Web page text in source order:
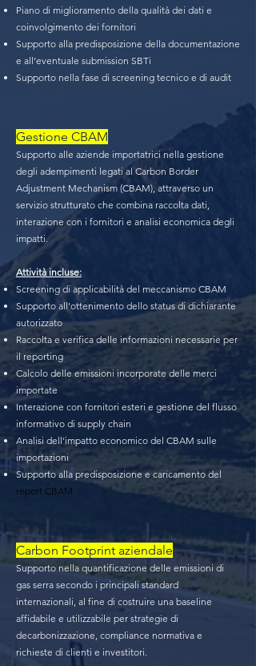
Piano di miglioramento della qualità dei dati e
coinvolgimento dei fornitori
Supporto alla predisposizione della documentazione
e all’eventuale submission SBTi
Supporto nella fase di screening tecnico e di audit
Gestione CBAM
Supporto alle aziende importatrici nella gestione
degli adempimenti legati al Carbon Border
Adjustment Mechanism (CBAM), attraverso un
servizio strutturato che combina raccolta dati,
interazione con i fornitori e analisi economica degli
impatti.
Attività incluse:
Screening di applicabilità del meccanismo CBAM
Supporto all’ottenimento dello status di dichiarante
autorizzato
Raccolta e verifica delle informazioni necessarie per
il reporting
Calcolo delle emissioni incorporate delle merci
importate
Interazione con fornitori esteri e gestione del flusso
informativo di supply chain
Analisi dell’impatto economico del CBAM sulle
importazioni
Supporto alla predisposizione e caricamento del
report CBAM
Carbon Footprint aziendale
Supporto nella quantificazione delle emissioni di
gas serra secondo i principali standard
internazionali, al fine di costruire una baseline
affidabile e utilizzabile per strategie di
decarbonizzazione, compliance normativa e
richieste di clienti e investitori.